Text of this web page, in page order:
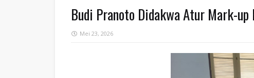
Budi Pranoto Didakwa Atur Mark-
Mei 23, 2026